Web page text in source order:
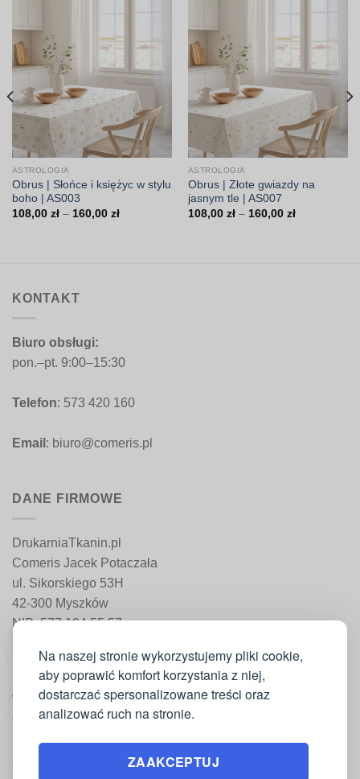
Na naszej stronie wykorzystujemy pliki cookie,
aby poprawić komfort korzystania z niej,
dostarczać spersonalizowane treści oraz
analizować ruch na stronie.
ZAAKCEPTUJ
ASTROLOGIA
Obrus | Słońce i księżyc w stylu
boho | AS003
108,00 zł – 160,00 złZakres
ASTROLOGIA
Obrus | Złote gwiazdy na
jasnym tle | AS007
108,00 zł – 160,00 złZakres
KONTAKT
Biuro obsługi:
pon.–pt. 9:00–15:30
Telefon: 573 420 160
Email : biuro@comeris.pl
DANE FIRMOWE
DrukarniaTkanin.pl
Comeris Jacek Potaczała
ul. Sikorskiego 53H
42-300 Myszków
NIP: 577 194 55 57
WAŻNE INFORMACJE
Moje konto